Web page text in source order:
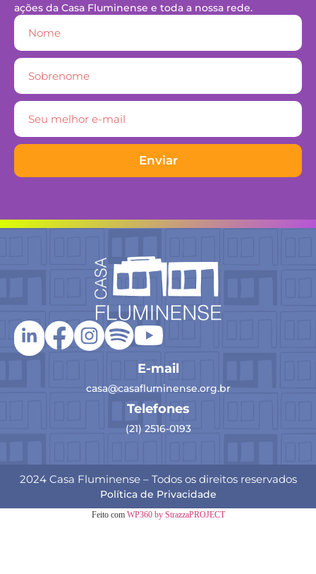
ações da Casa Fluminense e toda a nossa rede.
Enviar
E-mail
casa@casafluminense.org.br
Telefones
(21) 2516-0193
2024 Casa Fluminense – Todos os direitos reservados
Política de Privacidade
Feito com WP360 by StrazzaPROJECT